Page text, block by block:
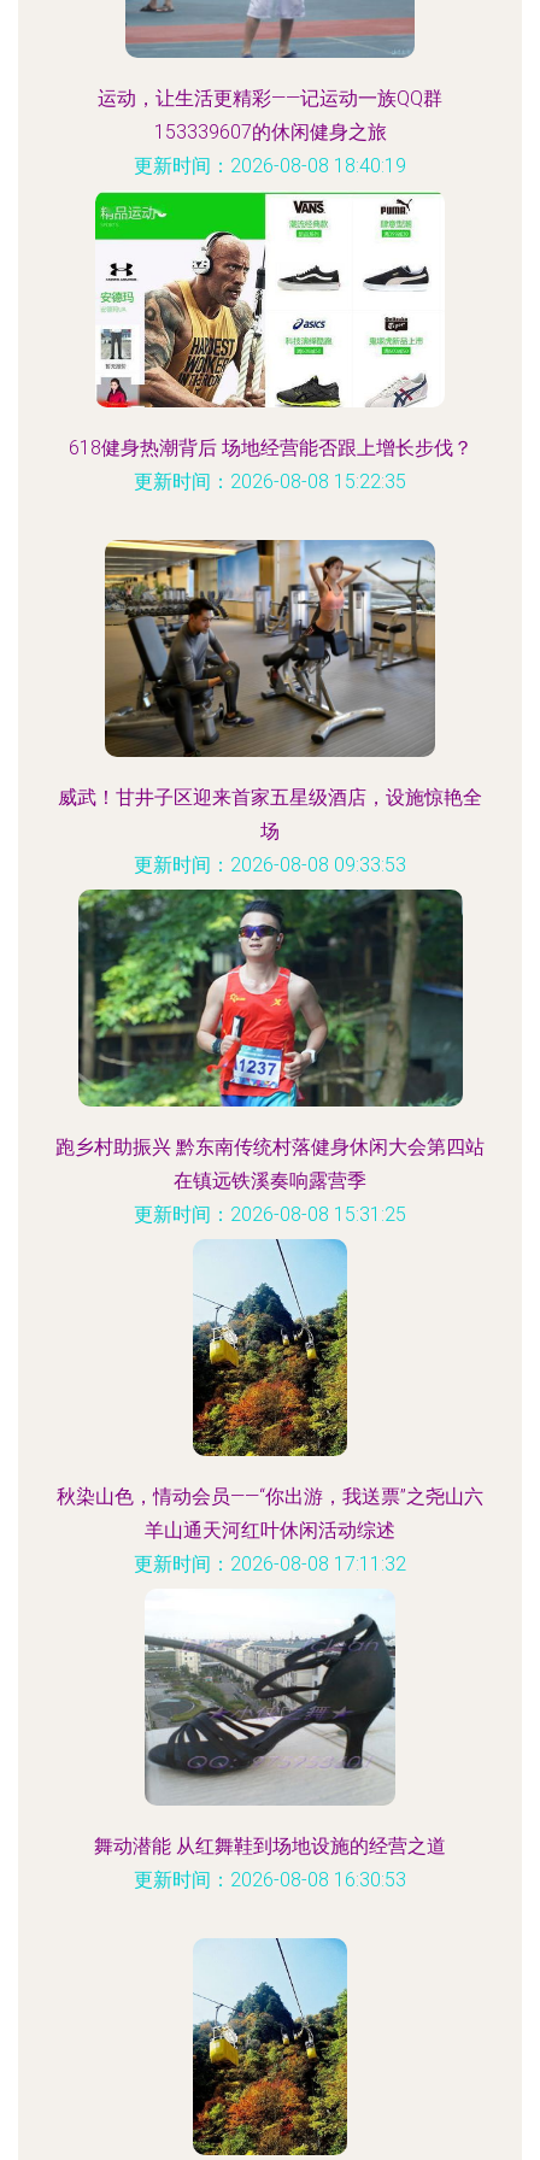
运动，让生活更精彩——记运动一族QQ群
153339607的休闲健身之旅
更新时间：2026-08-08 18:40:19
618健身热潮背后 场地经营能否跟上增长步伐？
更新时间：2026-08-08 15:22:35
威武！甘井子区迎来首家五星级酒店，设施惊艳全
场
更新时间：2026-08-08 09:33:53
跑乡村助振兴 黔东南传统村落健身休闲大会第四站
在镇远铁溪奏响露营季
更新时间：2026-08-08 15:31:25
秋染山色，情动会员——“你出游，我送票”之尧山六
羊山通天河红叶休闲活动综述
更新时间：2026-08-08 17:11:32
舞动潜能 从红舞鞋到场地设施的经营之道
更新时间：2026-08-08 16:30:53